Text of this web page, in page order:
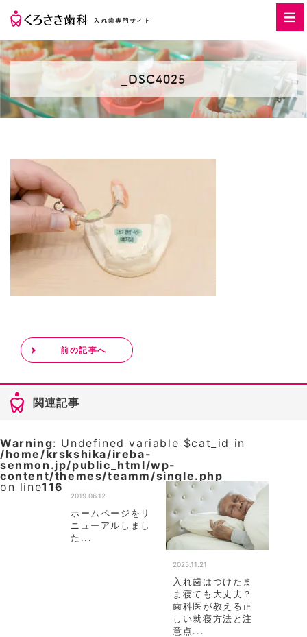
_DSC4025
前の記事へ
関連記事
Warning: Undefined variable $cat_id in
/home/krskshika/ireba-
senmon.jp/public_html/wp-
content/themes/teamm/single.php
on line116
2019.06.12
ホームページをリ
ニューアルしまし
た...
2025.11.21
入れ歯はつけたま
ま寝ても大丈夫？
歯科医が教える正
しい就寝方法と注
意点...